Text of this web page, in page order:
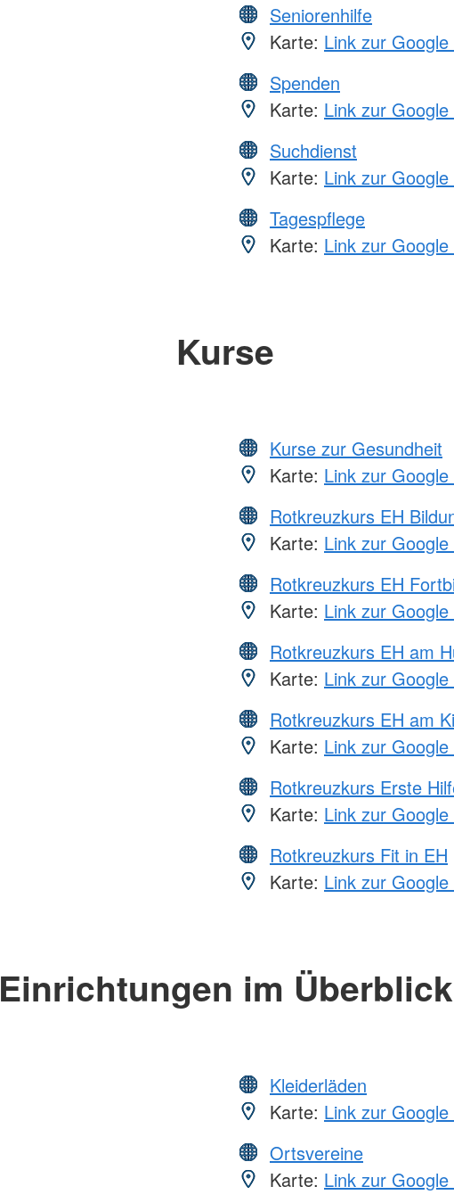
Seniorenhilfe
Karte: Link zur
Spenden
Karte: Link zur
Suchdienst
Karte: Link zur
Tagespflege
Karte: Link zur
Kurse
Kurse zur Gesundheit
Karte: Link zur
Rotkreuzkurs EH
Karte: Link zur
Rotkreuzkurs EH
Karte: Link zur
Rotkreuzkurs EH am
Karte: Link zur
Rotkreuzkurs EH am
Karte: Link zur
Rotkreuzkurs Erste
Karte: Link zur
Rotkreuzkurs Fit in EH
Karte: Link zur
Einrichtungen im Überblick
Kleiderläden
Karte: Link zur
Ortsvereine
Karte: Link zur